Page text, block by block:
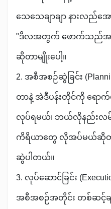
သေသေချာချာ နားလည်အ
"ဒီလအတွက် ဖောက်သည်အသ
ဆိုတာမျိုးပေါ့။
2. အစီအစဉ်ဆွဲခြင်း
တာနဲ့ အဲဒီပန်းတိုင်ကို ရ
လုပ်ရမယ်၊ ဘယ်လိုနည်းလ
ကိရိယာတွေ လိုအပ်မယ်ဆို
ဆွဲပါတယ်။
3. လုပ်ဆောင်ခြင်း
အစီအစဉ်အတိုင်း တစ်ဆင့်ချ